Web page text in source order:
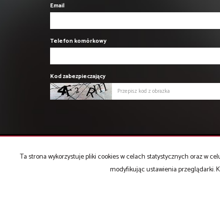
Email
Telefon komórkowy
Kod zabezpieczający
PROFIT Nieruchomości Komercyjne
Ta strona wykorzystuje pliki cookies w celach statystycznych oraz w
modyfikując ustawienia przeglądarki.